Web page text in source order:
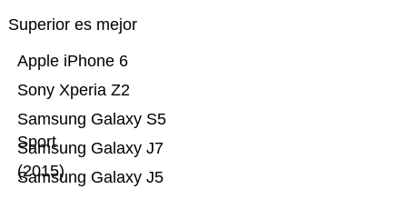
Superior es mejor
Samsung Galaxy J5
Samsung Galaxy J7
(2015)
Samsung Galaxy S5
Sport
Sony Xperia Z2
Apple iPhone 6